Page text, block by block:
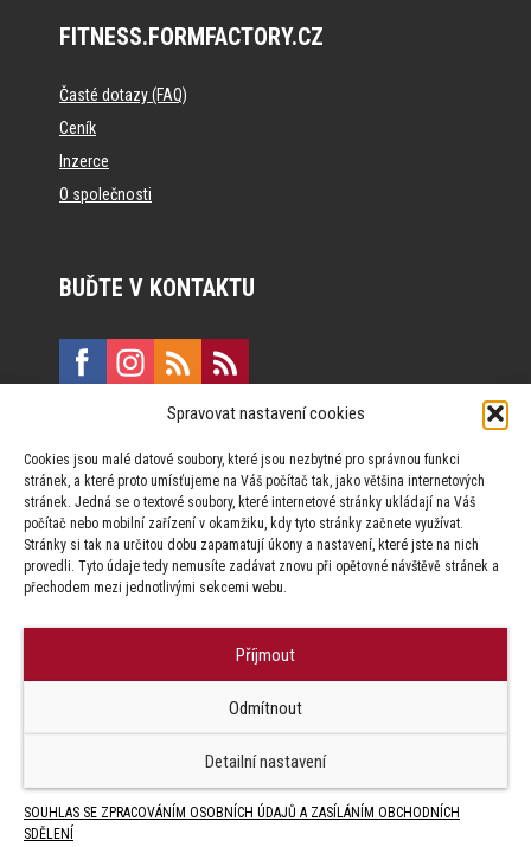
Spravovat nastavení cookies
Cookies jsou malé datové soubory, které jsou nezbytné pro správnou funkci
stránek, a které proto umísťujeme na Váš počítač tak, jako většina internetových
stránek. Jedná se o textové soubory, které internetové stránky ukládají na Váš
počítač nebo mobilní zařízení v okamžiku, kdy tyto stránky začnete využívat.
Stránky si tak na určitou dobu zapamatují úkony a nastavení, které jste na nich
provedli. Tyto údaje tedy nemusíte zadávat znovu při opětovné návštěvě stránek a
přechodem mezi jednotlivými sekcemi webu.
Příjmout
Odmítnout
Detailní nastavení
SOUHLAS SE ZPRACOVÁNÍM OSOBNÍCH ÚDAJŮ A ZASÍLÁNÍM OBCHODNÍCH
SDĚLENÍ
FITNESS.FORMFACTORY.CZ
Časté dotazy (FAQ)
Ceník
Inzerce
O společnosti
BUĎTE V KONTAKTU
Vinohradská 190, 130 00 Praha 3
Za publikovaný obsah odpovídají jednotliví autoři.
Factory s.r.o. zapovězeno.